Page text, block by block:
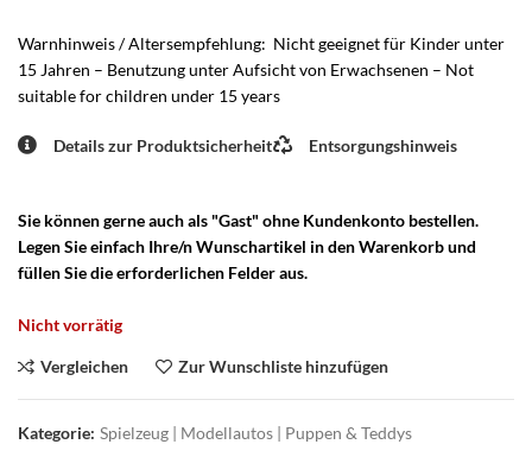
Warnhinweis / Altersempfehlung: Nicht geeignet für Kinder unter
15 Jahren – Benutzung unter Aufsicht von Erwachsenen – Not
suitable for children under 15 years
Details zur Produktsicherheit Entsorgungshinweis
Sie können gerne auch als "Gast" ohne Kundenkonto bestellen.
Legen Sie einfach Ihre/n Wunschartikel in den Warenkorb und
füllen Sie die erforderlichen Felder aus.
Nicht vorrätig
Vergleichen Zur Wunschliste hinzufügen
Kategorie: Spielzeug | Modellautos | Puppen & Teddys